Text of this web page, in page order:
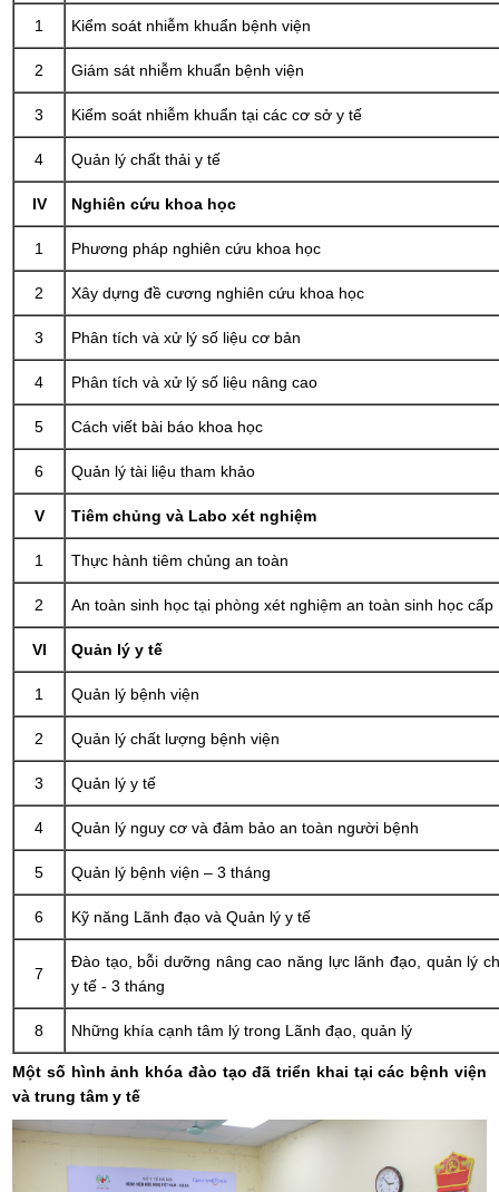
1 Kiểm soát nhiễm khuẩn bệnh viện
2 Giám sát nhiễm khuẩn bệnh viện
3 Kiểm soát nhiễm khuẩn tại các cơ sở y tế
4 Quản lý chất thải y tế
IV Nghiên cứu khoa học
1 Phương pháp nghiên cứu khoa học
2 Xây dựng đề cương nghiên cứu khoa học
3 Phân tích và xử lý số liệu cơ bản
4 Phân tích và xử lý số liệu nâng cao
5 Cách viết bài báo khoa học
6 Quản lý tài liệu tham khảo
V Tiêm chủng và Labo xét nghiệm
1 Thực hành tiêm chủng an toàn
2 An toàn sinh học tại phòng xét nghiệm an toàn sinh học cấp
VI Quản lý y tế
1 Quản lý bệnh viện
2 Quản lý chất lượng bệnh viện
3 Quản lý y tế
4 Quản lý nguy cơ và đảm bảo an toàn người bệnh
5 Quản lý bệnh viện – 3 tháng
6 Kỹ năng Lãnh đạo và Quản lý y tế
7
Đào tạo, bỗi dưỡng nâng cao năng lực lãnh đạo, quản lý
y tế - 3 tháng
8 Những khía cạnh tâm lý trong Lãnh đạo, quản lý
Một số hình ảnh khóa đào tạo đã triển khai tại các bệnh viện
và trung tâm y tế